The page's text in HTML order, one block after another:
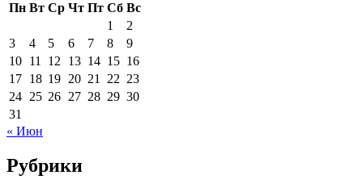
Пн Вт Ср Чт Пт Сб Вс
1
2
3
4 5 6 7 8
9
10 11 12 13 14 15 16
17 18 19 20 21 22 23
24 25 26 27 28 29 30
31
« Июн
Рубрики